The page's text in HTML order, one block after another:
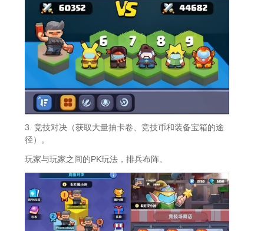
3. 竞技对决（获取大量抽卡卷、竞技币和装备宝箱的途
径）。
玩家与玩家之间的PK玩法，排兵布阵。